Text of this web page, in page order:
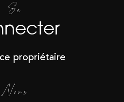
Se
propriétaire
Nous